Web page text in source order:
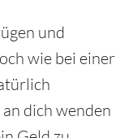
und
wie bei einer
dich wenden